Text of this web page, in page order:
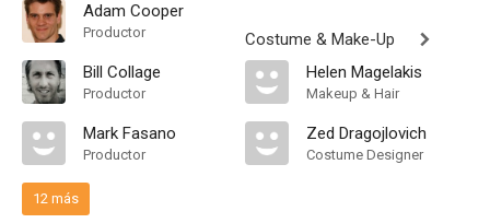
Adam Cooper
Productor
Bill Collage
Productor
Mark Fasano
Productor
12 más
Costume & Make-Up
Helen Magelakis
Makeup & Hair
Zed Dragojlovich
Costume Designer